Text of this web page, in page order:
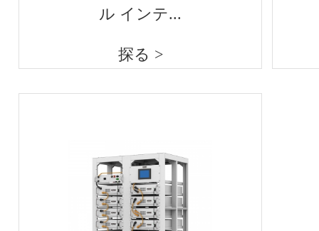
ル インテ...
探る >